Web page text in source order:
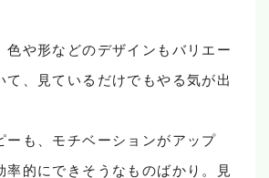
色や形などのデザインもバリエー
て、見ているだけでもやる気が出
ーも、モチベーションがアップ
率的にできそうなものばかり。見